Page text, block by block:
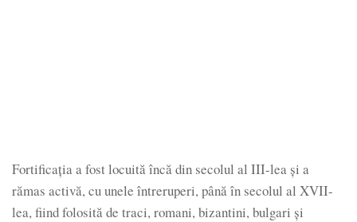
Fortificația a fost locuită încă din secolul al III-lea și a
rămas activă, cu unele întreruperi, până în secolul al XVII-
lea, fiind folosită de traci, romani, bizantini, bulgari și